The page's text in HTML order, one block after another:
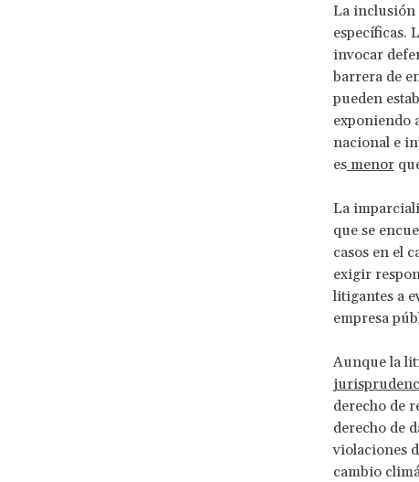
La inclusión
específicas.
invocar
barrera de
pueden
exponiendo
nacional e
esmenor
La
que se
casos en el
exigir
litigantes a
empresa
Aunque la
derecho de
derecho de
violaciones
cambio